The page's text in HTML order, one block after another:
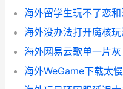
海外留学生玩不了恋
海外网易云歌单一片